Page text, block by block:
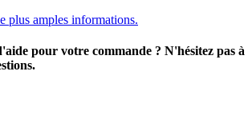
plus amples informations.
pour votre commande ? N'hésitez pas à